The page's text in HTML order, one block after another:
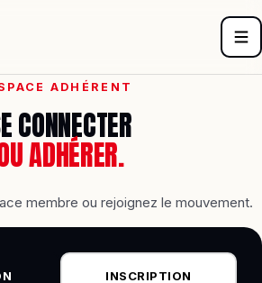
ADHÉRENT
CONNECTER
ADHÉRER.
membre ou rejoignez le mouvement.
INSCRIPTION